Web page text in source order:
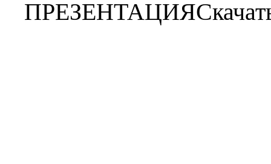
ПРЕЗЕНТАЦИЯ